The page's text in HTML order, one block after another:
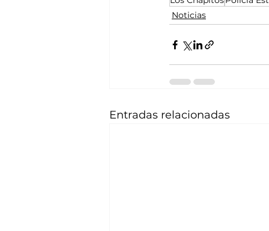
Noticias
Entradas relacionadas